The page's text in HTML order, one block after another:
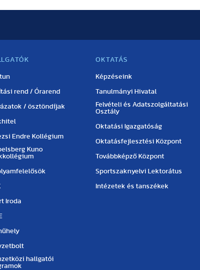
rend / Órarend
/ ösztöndíjak
Endre Kollégium
Kuno
Iroda
hallgatói
OKTATÁS
Képzéseink
Tanulmányi Hivatal
Felvételi és Adatszolgáltatási
Osztály
Oktatási Igazgatóság
Oktatásfejlesztési Központ
Továbbképző Központ
Sportszaknyelvi Lektorátus
Intézetek és tanszékek